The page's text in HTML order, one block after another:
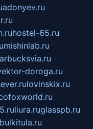
adonyev.ru
hostel-65.ru
mishinlab.ru
doroga.ru
lovinskix.ru
liura.ruglasspb.ru
bulkitula.ru